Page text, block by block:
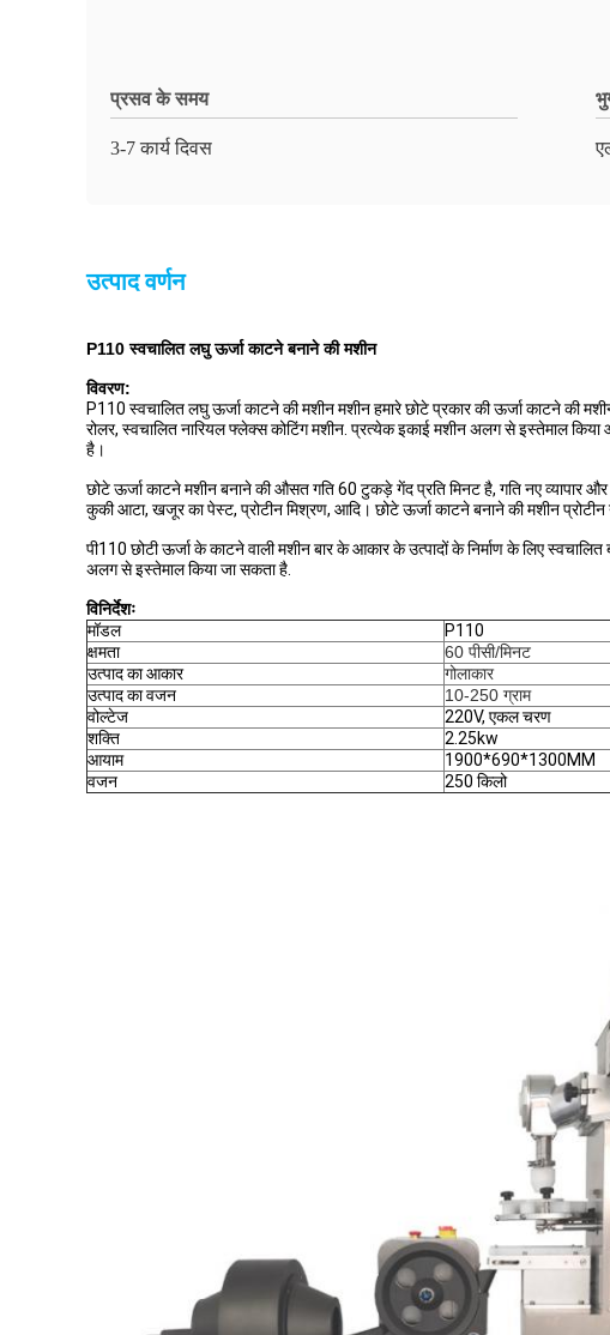
प्रसव के समय
3-7 कार्य दिवस
उत्पाद वर्णन
P110 स्वचालित लघु ऊर्जा काटने बनाने की मशीन
विवरण:
P110 स्वचालित लघु ऊर्जा काटने की मशीन मशीन हमारे छोटे प्रकार की ऊर्जा काटने
रोलर, स्वचालित नारियल फ्लेक्स कोटिंग मशीन. प्रत्येक इकाई मशीन अलग से इस्तेमाल किया
है।
छोटे ऊर्जा काटने मशीन बनाने की औसत गति 60 टुकड़े गेंद प्रति मिनट है, गति नए
कुकी आटा, खजूर का पेस्ट, प्रोटीन मिश्रण, आदि। छोटे ऊर्जा काटने बनाने की मशीन
पी110 छोटी ऊर्जा के काटने वाली मशीन बार के आकार के उत्पादों के निर्माण के लिए
अलग से इस्तेमाल किया जा सकता है.
विनिर्देशः
मॉडल
P110
क्षमता
60 पीसी/मिनट
उत्पाद का आकार
गोलाकार
उत्पाद का वजन
10-250 ग्राम
वोल्टेज
220V, एकल चरण
शक्ति
2.25kw
आयाम
1900*690*1300MM
वजन
250 किलो